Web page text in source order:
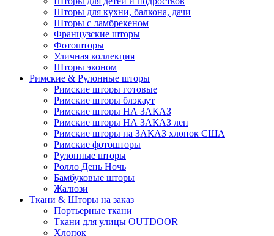
Шторы для кухни, балкона, дачи
Шторы с ламбрекеном
Французские шторы
Фотошторы
Уличная коллекция
Шторы эконом
Римские & Рулонные шторы
Римские шторы готовые
Римские шторы блэкаут
Римские шторы НА ЗАКАЗ
Римские шторы НА ЗАКАЗ лен
Римские шторы на ЗАКАЗ хлопок США
Римские фотошторы
Рулонные шторы
Ролло День Ночь
Бамбуковые шторы
Жалюзи
Ткани & Шторы на заказ
Портьерные ткани
Ткани для улицы OUTDOOR
Хлопок